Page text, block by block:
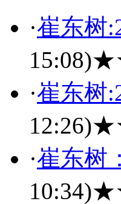
·崔东树
15:08)
·崔东树
12:26)
·崔东树
10:34)